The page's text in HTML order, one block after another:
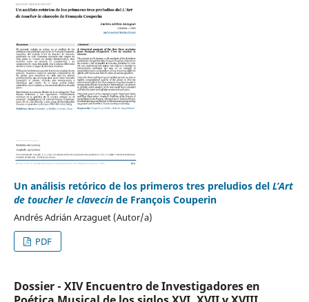
Un análisis retórico de los primeros tres preludios del L’Art
de toucher le clavecinde François Couperin
Andrés Adrián Arzaguet (Autor/a)
PDF
Dossier - XIV Encuentro de Investigadores en